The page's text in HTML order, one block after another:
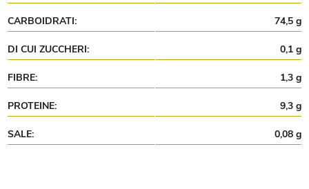
CARBOIDRATI: 74,5 g
DI CUI ZUCCHERI: 0,1 g
FIBRE: 1,3 g
PROTEINE: 9,3 g
SALE: 0,08 g